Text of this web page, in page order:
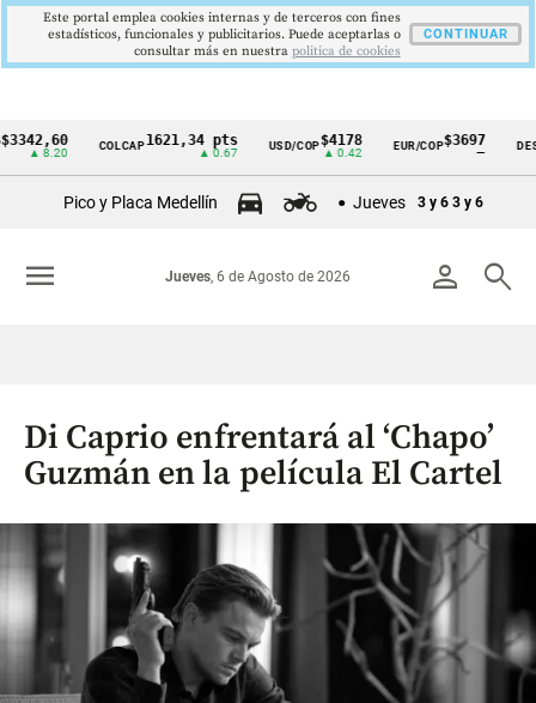
Cintillo
Colombia
8.20
COLCAP1621,34 pts
▲ 0.67
USD/COP$4178
▲ 0.42
EUR/COP$3697
Pico y Placa Medellín Jueves 3 y 6 3 y 6
person search
Jueves, 6 de Agosto de 2026
menu
Di Caprio enfrentará al ‘Chapo’
Guzmán en la película El Cartel
Este portal emplea cookies internas y de terceros con fines
estadísticos, funcionales y publicitarios. Puede aceptarlas o
consultar más en nuestra politica de cookies
CONTINUAR